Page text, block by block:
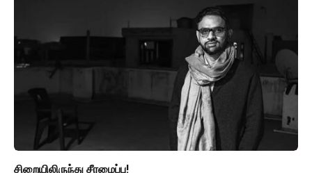
சிறையிலிருந்து சீரமைப்பு!